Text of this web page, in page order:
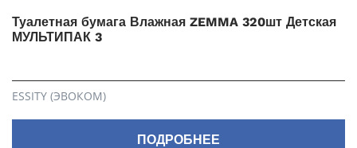
Туалетная бумага Влажная ZEMMA 320шт Детская
МУЛЬТИПАК 3
ESSITY (ЭВОКОМ)
ПОДРОБНЕЕ